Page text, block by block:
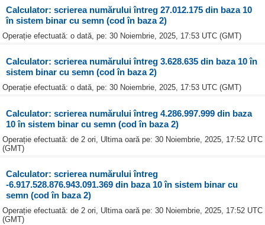
Calculator: scrierea numărului întreg 27.012.175 din baza 10
în sistem binar cu semn (cod în baza 2)
Operație efectuată: o dată, pe: 30 Noiembrie, 2025, 17:53 UTC (GMT)
Calculator: scrierea numărului întreg 3.628.635 din baza 10 în
sistem binar cu semn (cod în baza 2)
Operație efectuată: o dată, pe: 30 Noiembrie, 2025, 17:53 UTC (GMT)
Calculator: scrierea numărului întreg 4.286.997.999 din baza
10 în sistem binar cu semn (cod în baza 2)
Operație efectuată: de 2 ori, Ultima oară pe: 30 Noiembrie, 2025, 17:52 UTC
(GMT)
Calculator: scrierea numărului întreg
-6.917.528.876.943.091.369 din baza 10 în sistem binar cu
semn (cod în baza 2)
Operație efectuată: de 2 ori, Ultima oară pe: 30 Noiembrie, 2025, 17:52 UTC
(GMT)